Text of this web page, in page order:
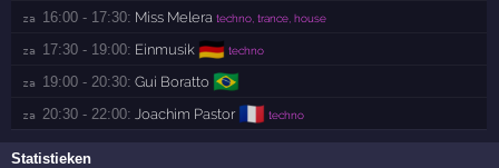
za 16:00 - 17:30: Miss Melera techno, trance, house
za 17:30 - 19:00: Einmusik 🇩🇪 techno
za 19:00 - 20:30: Gui Boratto 🇧🇷
za 20:30 - 22:00: Joachim Pastor 🇫🇷 techno
Statistieken